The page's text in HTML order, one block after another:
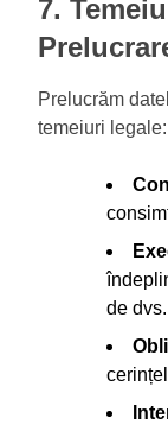
7.
Prelucrăm
temeiuri legale:
de dvs.